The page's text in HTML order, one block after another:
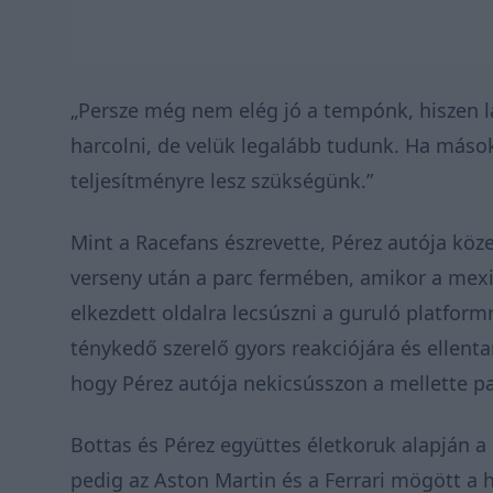
„Persze még nem elég jó a tempónk,
harcolni, de velük legalább tudunk. Ha
teljesítményre lesz szükségünk.”
Mint a Racefans észrevette, Pérez autója
verseny után a parc fermében, amikor a
elkezdett oldalra lecsúszni a guruló
ténykedő szerelő gyors reakciójára és
hogy Pérez autója nekicsússzon a mellette
Bottas és Pérez együttes életkoruk alapján
pedig az Aston Martin és a Ferrari mögött